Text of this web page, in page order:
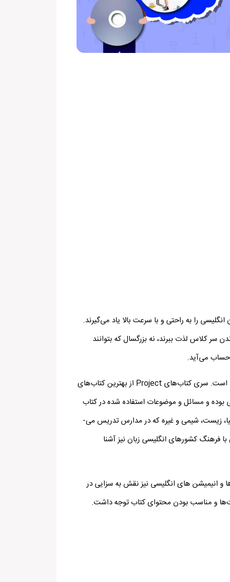
را به راحتی و با سرعت بالا یاد می‌گیرند.
سر کلاس لذت ببرند، نه بزرگسال که بتوانند
حساب می‌­آید.
برخلاف کتاب‌های زیادی که برای آموزش کودکان و بزرگسالان نوشته شده اند، تعداد کتاب‌هایی انگلیسی نوجوانان بسیار محدود است. سری کتاب‌های Project از بهترین کتاب‌های
کتاب در همین رده سنی بوده و مسائل و موضوعات استفاده شده در کتاب
از لیست علاقمندی‌های نوجوانان انتخاب شده است. علاوه بر این، زبان انگلیسی مورد نیاز در علوم مختلف از جمله تاریخ، جغرافیا، زیست، شیمی و غیره که در مدارس تدریس می‌­
فرهنگ کشورهای انگلیسی زبان نیز آشنا
و انیمیشن ­های انگلیسی نیز نقش به سزایی در
و مناسب بودن محتوای کتاب توجه داشت.